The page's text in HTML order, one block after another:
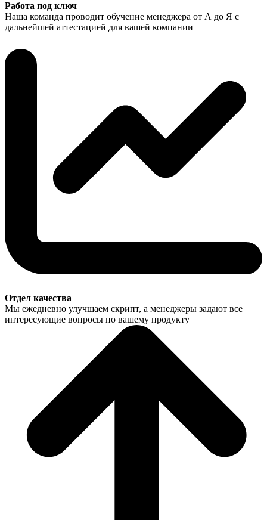
Работа под ключ
Наша команда проводит обучение менеджера от А до Я с
дальнейшей аттестацией для вашей компании
Отдел качества
Мы ежедневно улучшаем скрипт, а менеджеры задают все
интересующие вопросы по вашему продукту